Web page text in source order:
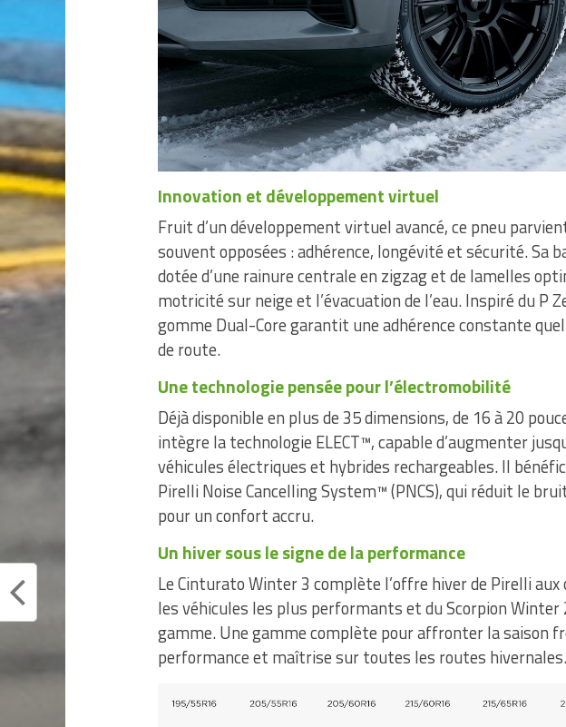
Innovation et développement virtuel
Fruit d’un développement virtuel avancé, ce pneu
souvent opposées : adhérence, longévité et sécurité. Sa
dotée d’une rainure centrale en zigzag et de lamelles
motricité sur neige et l’évacuation de l’eau. Inspiré du P
gomme Dual-Core garantit une adhérence constante
de route.
Une technologie pensée pour l’électromobilité
Déjà disponible en plus de 35 dimensions, de 16 à 20
intègre la technologie ELECT™, capable d’augmenter
véhicules électriques et hybrides rechargeables. Il
Pirelli Noise Cancelling System™ (PNCS), qui réduit le
pour un confort accru.
Un hiver sous le signe de la performance
Le Cinturato Winter 3 complète l’offre hiver de Pirelli
les véhicules les plus performants et du Scorpion Winter
gamme. Une gamme complète pour affronter la saison
performance et maîtrise sur toutes les routes hivernales.